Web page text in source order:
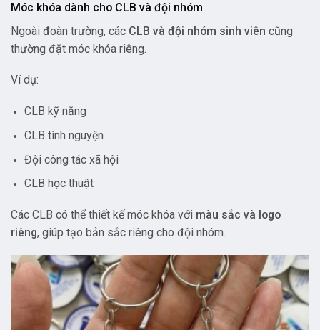
Móc khóa dành cho CLB và đội nhóm
Ngoài đoàn trường, các CLB và đội nhóm sinh viên cũng
thường đặt móc khóa riêng.
Ví dụ:
CLB kỹ năng
CLB tình nguyện
Đội công tác xã hội
CLB học thuật
Các CLB có thể thiết kế móc khóa với màu sắc và logo
riêng, giúp tạo bản sắc riêng cho đội nhóm.